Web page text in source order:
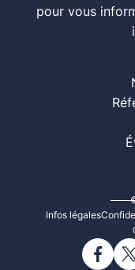
pour vous
Infos légales